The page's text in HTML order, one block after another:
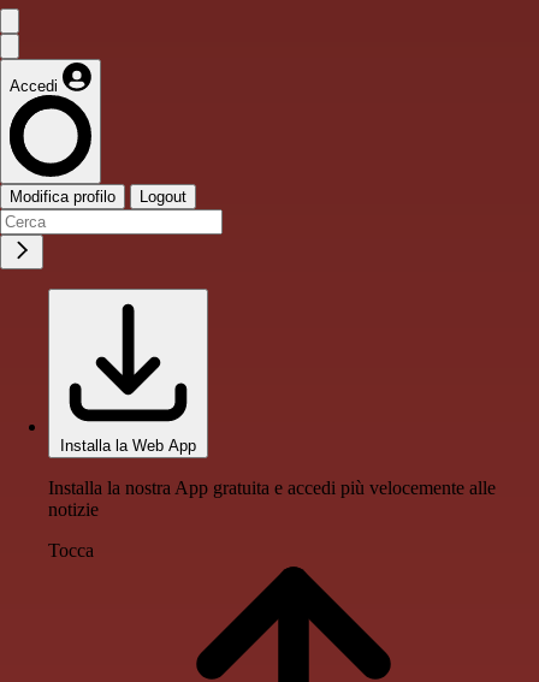
Accedi
Modifica profilo Logout
Installa la Web App
Installa la nostra App gratuita e accedi più velocemente alle
notizie
Tocca